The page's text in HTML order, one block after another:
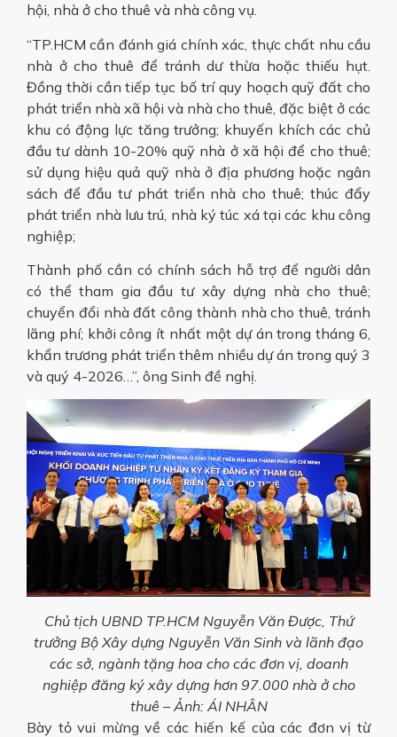
hội, nhà ở cho thuê và nhà công vụ.
“TP.HCM cần đánh giá chính xác, thực chất nhu cầu
nhà ở cho thuê để tránh dư thừa hoặc thiếu hụt.
Đồng thời cần tiếp tục bố trí quy hoạch quỹ đất cho
phát triển nhà xã hội và nhà cho thuê, đặc biệt ở các
khu có động lực tăng trưởng; khuyến khích các chủ
đầu tư dành 10-20% quỹ nhà ở xã hội để cho thuê;
sử dụng hiệu quả quỹ nhà ở địa phương hoặc ngân
sách để đầu tư phát triển nhà cho thuê; thúc đẩy
phát triển nhà lưu trú, nhà ký túc xá tại các khu công
nghiệp;
Thành phố cần có chính sách hỗ trợ để người dân
có thể tham gia đầu tư xây dựng nhà cho thuê;
chuyển đổi nhà đất công thành nhà cho thuê, tránh
lãng phí; khởi công ít nhất một dự án trong tháng 6,
khẩn trương phát triển thêm nhiều dự án trong quý 3
và quý 4-2026…”, ông Sinh đề nghị.
Chủ tịch UBND TP.HCM Nguyễn Văn Được, Thứ
trưởng Bộ Xây dựng Nguyễn Văn Sinh và lãnh đạo
các sở, ngành tặng hoa cho các đơn vị, doanh
nghiệp đăng ký xây dựng hơn 97.000 nhà ở cho
thuê – Ảnh: ÁI NHÂN
Bày tỏ vui mừng về các hiến kế của các đơn vị từ